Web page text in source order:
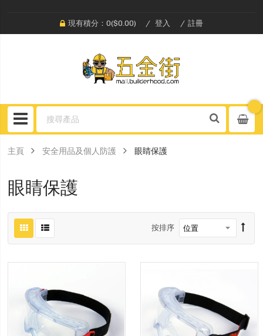
現有積分：0($0.00) 登入 註冊
主頁 安全用品及個人防護 眼睛保護
眼睛保護
按排序